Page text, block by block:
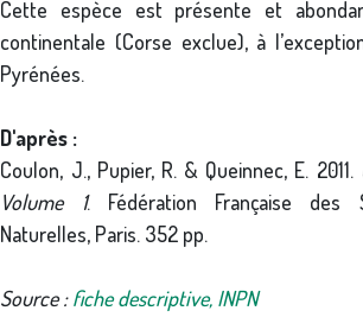
Cette espèce est présente et
continentale (Corse exclue), à
Pyrénées.
D'après :
Coulon, J., Pupier, R. & Queinnec, E. 2011.
Volume 1. Fédération Française des
Naturelles, Paris. 352 pp.
Source :fiche descriptive, INPN